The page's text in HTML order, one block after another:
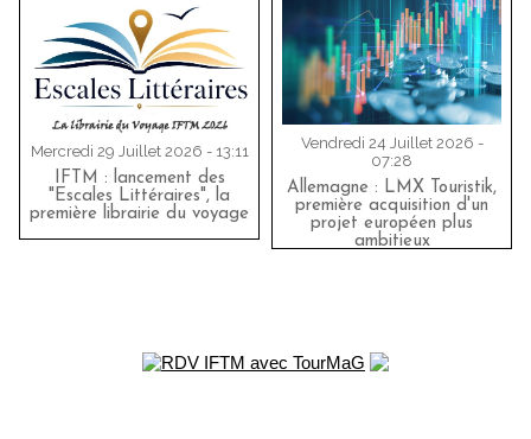
Mercredi 29 Juillet 2026 - 13:11
IFTM : lancement des
"Escales Littéraires", la
première librairie du voyage
Vendredi 24 Juillet 2026 -
07:28
Allemagne : LMX Touristik,
première acquisition d'un
projet européen plus
ambitieux